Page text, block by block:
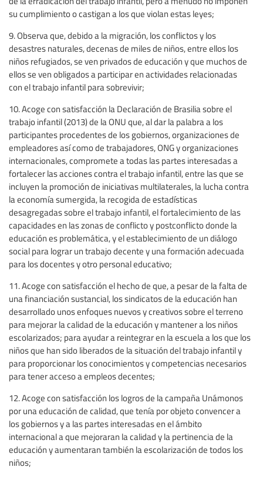
su cumplimiento o castigan a los que violan estas leyes;
9. Observa que, debido a la migración, los conflictos y los
desastres naturales, decenas de miles de niños, entre ellos los
niños refugiados, se ven privados de educación y que muchos de
ellos se ven obligados a participar en actividades relacionadas
con el trabajo infantil para sobrevivir;
10. Acoge con satisfacción la Declaración de Brasilia sobre el
trabajo infantil (2013) de la ONU que, al dar la palabra a los
participantes procedentes de los gobiernos, organizaciones de
empleadores así como de trabajadores, ONG y organizaciones
internacionales, compromete a todas las partes interesadas a
fortalecer las acciones contra el trabajo infantil, entre las que se
incluyen la promoción de iniciativas multilaterales, la lucha contra
la economía sumergida, la recogida de estadísticas
desagregadas sobre el trabajo infantil, el fortalecimiento de las
capacidades en las zonas de conflicto y postconflicto donde la
educación es problemática, y el establecimiento de un diálogo
social para lograr un trabajo decente y una formación adecuada
para los docentes y otro personal educativo;
11. Acoge con satisfacción el hecho de que, a pesar de la falta de
una financiación sustancial, los sindicatos de la educación han
desarrollado unos enfoques nuevos y creativos sobre el terreno
para mejorar la calidad de la educación y mantener a los niños
escolarizados; para ayudar a reintegrar en la escuela a los que los
niños que han sido liberados de la situación del trabajo infantil y
para proporcionar los conocimientos y competencias necesarios
para tener acceso a empleos decentes;
12. Acoge con satisfacción los logros de la campaña Unámonos
por una educación de calidad, que tenía por objeto convencer a
los gobiernos y a las partes interesadas en el ámbito
internacional a que mejoraran la calidad y la pertinencia de la
educación y aumentaran también la escolarización de todos los
niños;